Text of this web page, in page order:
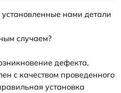
установленные нами детали
случаем?
дефекта,
с качеством проведенного
установка